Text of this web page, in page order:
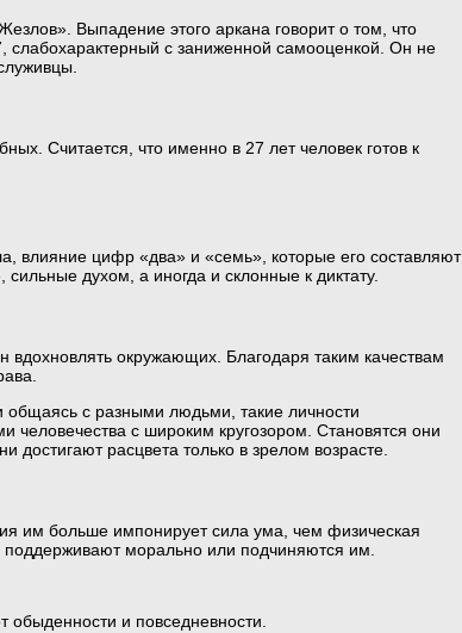
Выпадение этого аркана говорит о том, что
слабохарактерный с заниженной самооценкой. Он не
Считается, что именно в 27 лет человек готов к
влияние цифр «два» и «семь», которые его составляют
духом, а иногда и склонные к диктату.
окружающих. Благодаря таким качествам
общаясь с разными людьми, такие личности
человечества с широким кругозором. Становятся они
расцвета только в зрелом возрасте.
им больше импонирует сила ума, чем физическая
морально или подчиняются им.
обыденности и повседневности.